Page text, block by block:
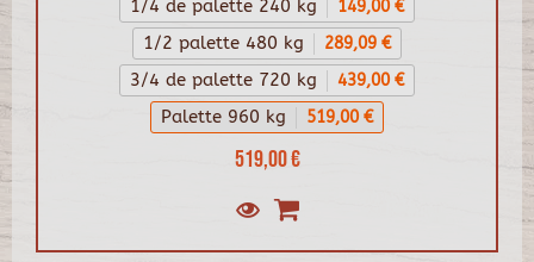
519,00 €
1/4 de palette 240 kg 149,00 €
1/2 palette 480 kg 289,09 €
3/4 de palette 720 kg 439,00 €
Palette 960 kg 519,00 €